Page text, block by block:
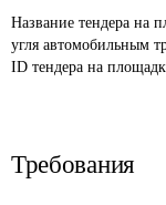
Название тендера на
угля автомобильным
ID тендера на
Требования